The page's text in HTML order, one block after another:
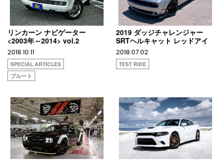
リンカーン ナビゲーター
<2003年～2014> vol.2
2018.10.11
SPECIAL ARTICLES
ブルート
2019 ダッジチャレンジャー
SRTヘルキャット レッドアイ
2018.07.02
TEST RIDE